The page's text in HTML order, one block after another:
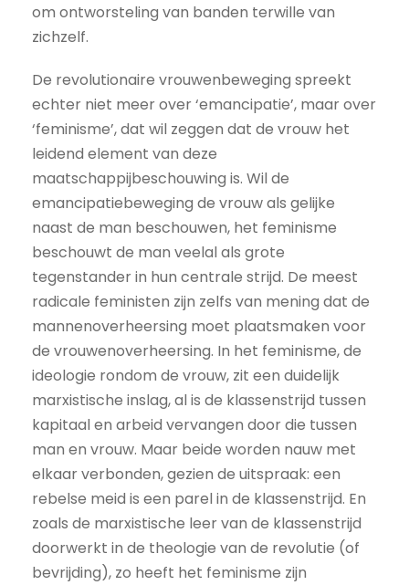
om ontworsteling van banden terwille van
zichzelf.
De revolutionaire vrouwenbeweging spreekt
echter niet meer over ‘emancipatie’, maar over
‘feminisme’, dat wil zeggen dat de vrouw het
leidend element van deze
maatschappijbeschouwing is. Wil de
emancipatiebeweging de vrouw als gelijke
naast de man beschouwen, het feminisme
beschouwt de man veelal als grote
tegenstander in hun centrale strijd. De meest
radicale feministen zijn zelfs van mening dat de
mannenoverheersing moet plaatsmaken voor
de vrouwenoverheersing. In het feminisme, de
ideologie rondom de vrouw, zit een duidelijk
marxistische inslag, al is de klassenstrijd tussen
kapitaal en arbeid vervangen door die tussen
man en vrouw. Maar beide worden nauw met
elkaar verbonden, gezien de uitspraak: een
rebelse meid is een parel in de klassenstrijd. En
zoals de marxistische leer van de klassenstrijd
doorwerkt in de theologie van de revolutie (of
bevrijding), zo heeft het feminisme zijn